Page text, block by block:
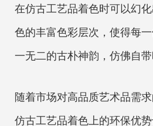
在仿古工艺品着色时可以幻
色的丰富色彩层次，使得每
一无二的古朴神韵，仿佛自带
随着市场对高品质艺术品需
仿古工艺品着色上的环保优